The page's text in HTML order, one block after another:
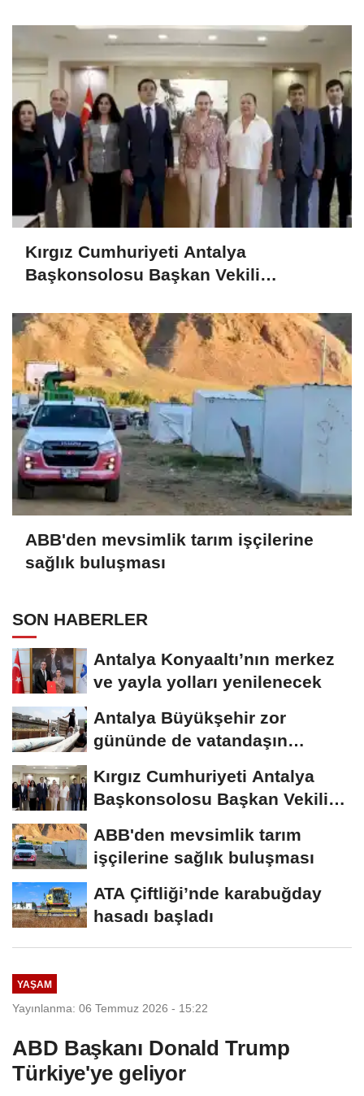
Kırgız Cumhuriyeti Antalya
Başkonsolosu Başkan Vekili
ABB'den mevsimlik tarım işçilerine
sağlık buluşması
SON HABERLER
Antalya Konyaaltı’nın merkez
ve yayla yolları yenilenecek
Antalya Büyükşehir zor
gününde de vatandaşın
Kırgız Cumhuriyeti Antalya
Başkonsolosu Başkan Vekili
ABB'den mevsimlik tarım
işçilerine sağlık buluşması
ATA Çiftliği’nde karabuğday
hasadı başladı
YAŞAM
Yayınlanma: 06 Temmuz 2026 - 15:22
ABD Başkanı Donald Trump
Türkiye'ye geliyor